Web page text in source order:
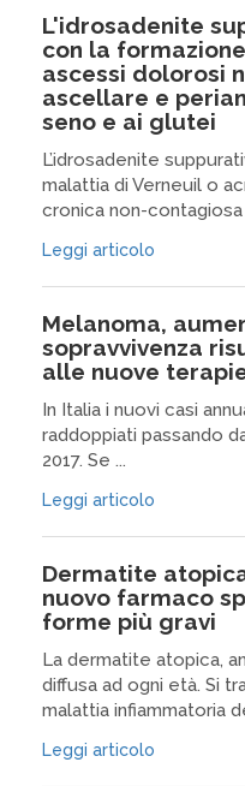
L'idrosadenite
con la
ascessi dolorosi
ascellare e
seno e ai glutei
L’idrosadenite
malattia di Verneuil o
cronica non-
Leggi articolo
Melanoma,
sopravvivenza
alle nuove
In Italia i nuovi casi
raddoppiati passando
2017. Se ...
Leggi articolo
Dermatite
nuovo farmaco
forme più gravi
La dermatite atopica,
diffusa ad ogni età. Si
malattia infiammatoria
Leggi articolo